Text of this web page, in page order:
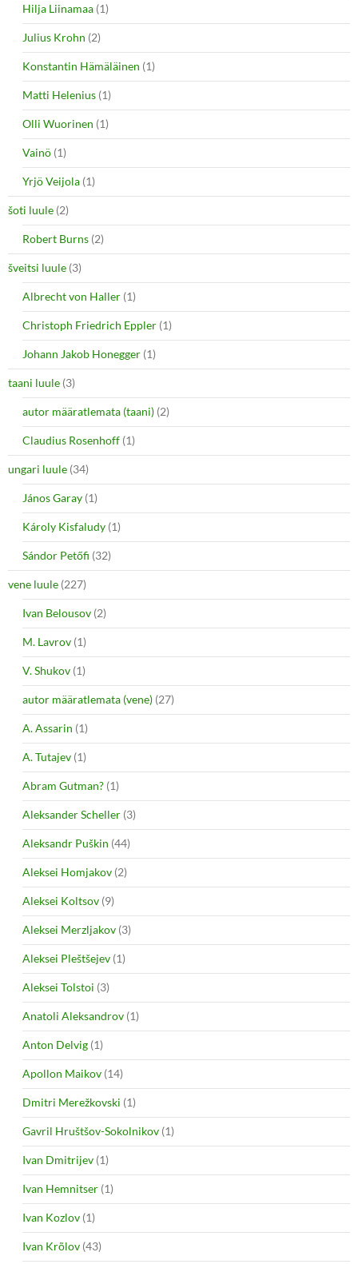
Hilja Liinamaa (1)
Julius Krohn (2)
Konstantin Hämäläinen (1)
Matti Helenius (1)
Olli Wuorinen (1)
Vainö (1)
Yrjö Veijola (1)
šoti luule (2)
Robert Burns (2)
šveitsi luule (3)
Albrecht von Haller (1)
Christoph Friedrich Eppler (1)
Johann Jakob Honegger (1)
taani luule (3)
autor määratlemata (taani) (2)
Claudius Rosenhoff (1)
ungari luule (34)
János Garay (1)
Károly Kisfaludy (1)
Sándor Petőfi (32)
vene luule (227)
Ivan Belousov (2)
M. Lavrov (1)
V. Shukov (1)
autor määratlemata (vene) (27)
A. Assarin (1)
A. Tutajev (1)
Abram Gutman? (1)
Aleksander Scheller (3)
Aleksandr Puškin (44)
Aleksei Homjakov (2)
Aleksei Koltsov (9)
Aleksei Merzljakov (3)
Aleksei Pleštšejev (1)
Aleksei Tolstoi (3)
Anatoli Aleksandrov (1)
Anton Delvig (1)
Apollon Maikov (14)
Dmitri Merežkovski (1)
Gavril Hruštšov-Sokolnikov (1)
Ivan Dmitrijev (1)
Ivan Hemnitser (1)
Ivan Kozlov (1)
Ivan Krõlov (43)